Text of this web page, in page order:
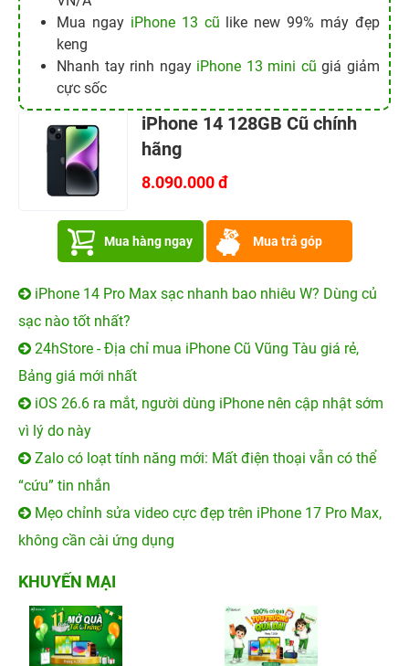
Mua ngay iPhone 13 cũ like new 99% máy đẹp
keng
Nhanh tay rinh ngay iPhone 13 mini cũ giá giảm
cực sốc
iPhone 14 128GB Cũ chính
hãng
8.090.000 đ
Mua hàng ngay Mua trả góp
iPhone 14 Pro Max sạc nhanh bao nhiêu W? Dùng củ
sạc nào tốt nhất?
24hStore - Địa chỉ mua iPhone Cũ Vũng Tàu giá rẻ,
Bảng giá mới nhất
iOS 26.6 ra mắt, người dùng iPhone nên cập nhật sớm
vì lý do này
Zalo có loạt tính năng mới: Mất điện thoại vẫn có thể
“cứu” tin nhắn
Mẹo chỉnh sửa video cực đẹp trên iPhone 17 Pro Max,
không cần cài ứng dụng
KHUYẾN MẠI